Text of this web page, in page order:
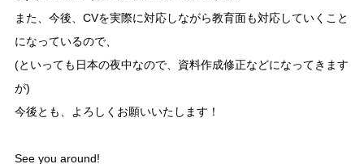
また、今後、CVを実際に対応しながら教育面も対応していくこと
になっているので、
(といっても日本の夜中なので、資料作成修正などになってきます
が)
今後とも、よろしくお願いいたします！
See you around!